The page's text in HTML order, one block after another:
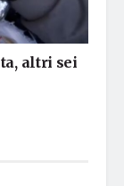
altri sei